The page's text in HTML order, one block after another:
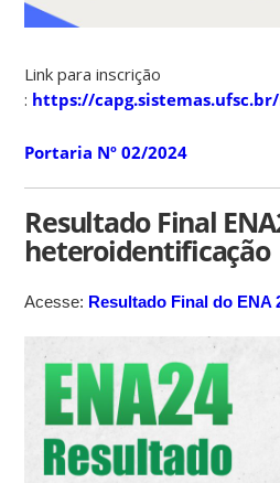
Link para inscrição
: https://
Portaria Nº 02/2024
Resultado Final
heteroidentificação
Acesse: Resultado Final do ENA